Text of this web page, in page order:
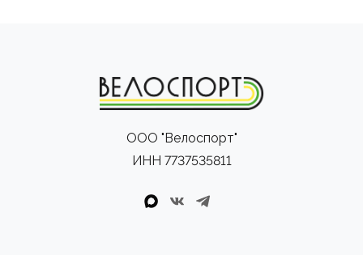
ООО "Велоспорт"
ИНН 7737535811